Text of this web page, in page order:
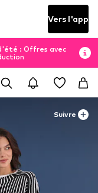
Vers l'app
: Offres avec
Suivre